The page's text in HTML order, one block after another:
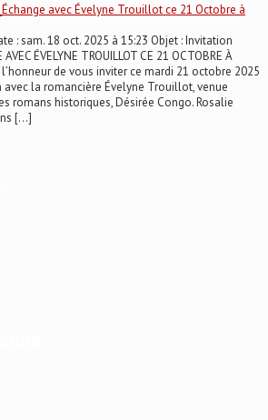
avec Évelyne Trouillot ce 21 Octobre à
: sam. 18 oct. 2025 à 15:23 Objet : Invitation
ÉVELYNE TROUILLOT CE 21 OCTOBRE À
l’honneur de vous inviter ce mardi 21 octobre 2025
avec la romancière Évelyne Trouillot, venue
romans historiques, Désirée Congo. Rosalie
[…]